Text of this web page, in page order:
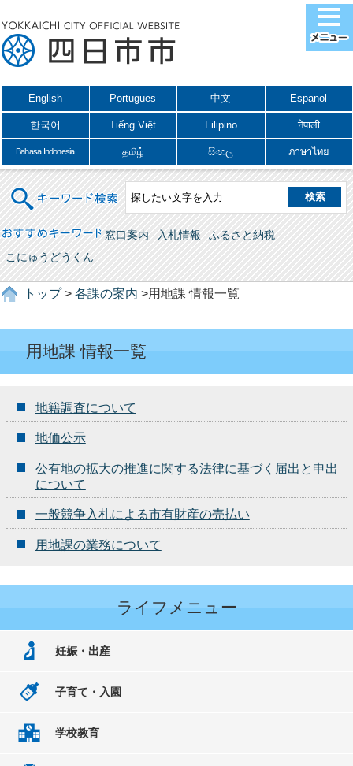
English Portugues 中文 Espanol
한국어 Tiếng Việt Filipino नेपाली
Bahasa Indonesia தமிழ் සිංහල ภาษาไทย
キーワード検索
おすすめキーワード 窓口案内 入札情報
ふるさと納税
こにゅうどうくん
トップ> 各課の案内 >用地課 情報一覧
用地課 情報一覧
地籍調査について
地価公示
公有地の拡大の推進に関する法律に基づく届出と申出
について
一般競争入札による市有財産の売払い
用地課の業務について
ライフメニュー
妊娠・出産
子育て・入園
学校教育